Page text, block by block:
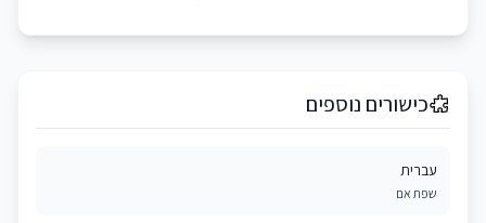
כישורים נוספים
עברית
שפת אם